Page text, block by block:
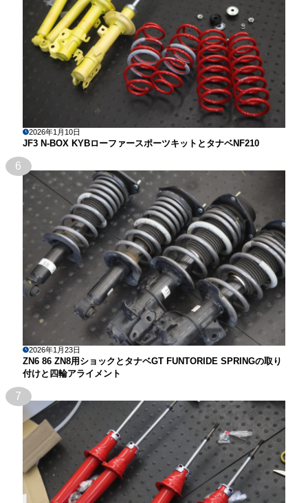
2026年1月10日
JF3 N-BOX KYBローファースポーツキットとタナベNF210
6
2026年1月23日
ZN6 86 ZN8用ショックとタナベGT FUNTORIDE SPRINGの取り
付けと四輪アライメント
7